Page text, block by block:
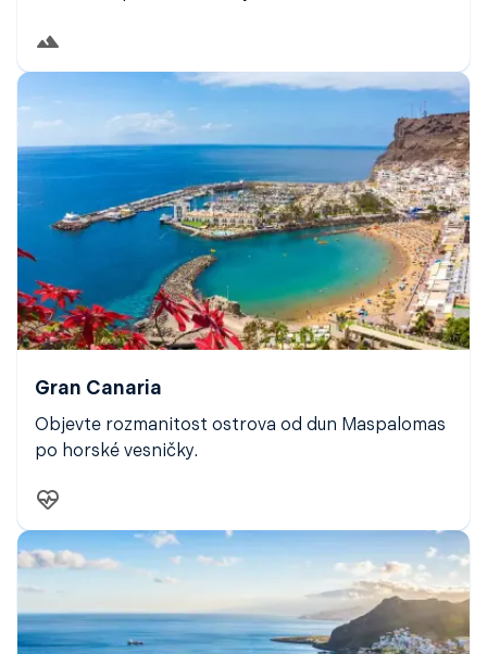
Gran Canaria
Objevte rozmanitost ostrova od dun Maspalomas
po horské vesničky.